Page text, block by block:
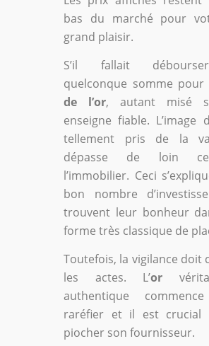
bas du marché pour
grand plaisir.
S’il fallait
quelconque somme pour
de l’or, autant misé
enseigne fiable. L’image
tellement pris de la
dépasse de loin
l’immobilier. Ceci
bon nombre
trouvent leur bonheur
forme très classique de
Toutefois, la vigilance doit
les actes. L’or
authentique
raréfier et il est crucial
piocher son fournisseur.